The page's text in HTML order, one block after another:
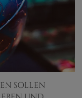
SOLLEN